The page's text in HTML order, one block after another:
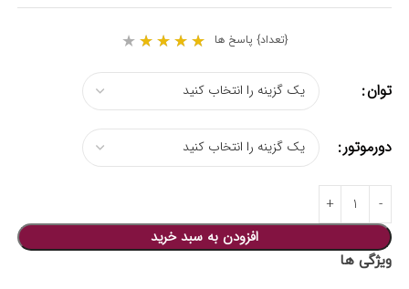
{تعداد} پاسخ ها ★
★
★
★
★
توان
دورموتور
افزودن به سبد خرید
ویژگی ها